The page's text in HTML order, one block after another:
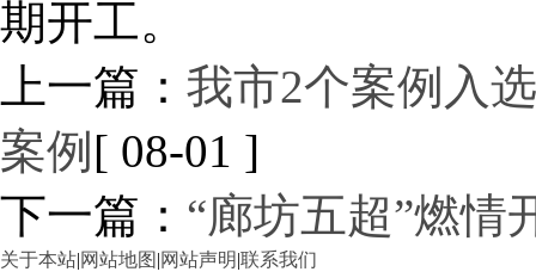
期开工。
上一篇： 我市2个案例入
案例 [ 08-01 ]
下一篇： “廊坊五超”燃情
关于本站|网站地图 |网站声明|联系我们